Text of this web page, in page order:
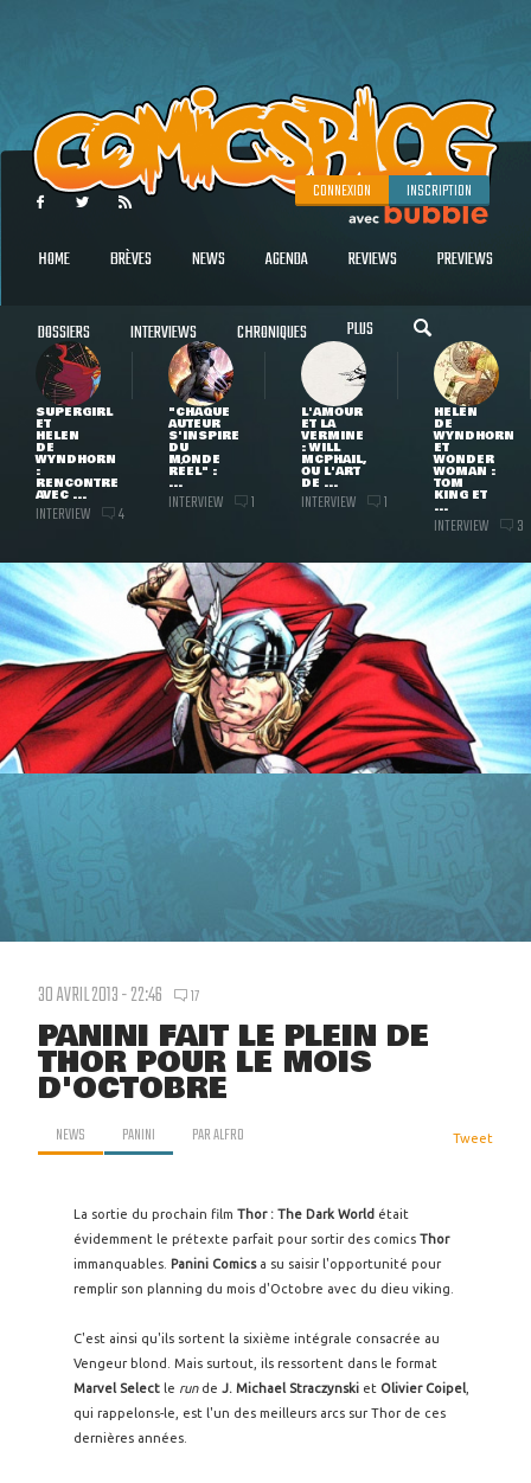
CONNEXION INSCRIPTION
HOME BRÈVES NEWS AGENDA REVIEWS PREVIEWS
DOSSIERS INTERVIEWS CHRONIQUES PLUS
SUPERGIRL
ET
HELEN
DE
WYNDHORN
:
RENCONTRE
AVEC ...
INTERVIEW 4
"CHAQUE
AUTEUR
S'INSPIRE
DU
MONDE
RÉEL" :
...
INTERVIEW 1
L'AMOUR
ET LA
VERMINE
: WILL
MCPHAIL,
OU L'ART
DE ...
INTERVIEW 1
HELEN
DE
WYNDHORN
ET
WONDER
WOMAN :
TOM
KING ET
...
INTERVIEW 3
30 AVRIL 2013 - 22:46 17
PANINI FAIT LE PLEIN DE
THOR POUR LE MOIS
D'OCTOBRE
NEWS PANINI PARALFRO Tweet
La sortie du prochain film Thor : The Dark World était
évidemment le prétexte parfait pour sortir des comics Thor
immanquables. Panini Comicsa su saisir l'opportunité pour
remplir son planning du mois d'Octobre avec du dieu viking.
C'est ainsi qu'ils sortent la sixième intégrale consacrée au
Vengeur blond. Mais surtout, ils ressortent dans le format
Marvel Select le runde J. Michael Straczynski et Olivier Coipel
qui rappelons-le, est l'un des meilleurs arcs sur Thor de ces
dernières années.